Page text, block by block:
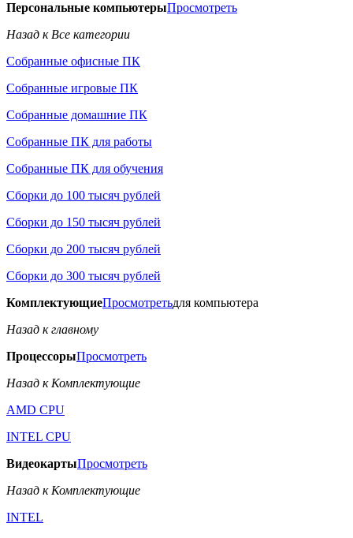
Персональные компьютерыПросмотреть
Назад к Все категории
Собранные офисные ПК
Собранные игровые ПК
Собранные домашние ПК
Собранные ПК для работы
Собранные ПК для обучения
Сборки до 100 тысяч рублей
Сборки до 150 тысяч рублей
Сборки до 200 тысяч рублей
Сборки до 300 тысяч рублей
КомплектующиеПросмотретьдля компьютера
Назад к главному
ПроцессорыПросмотреть
Назад к Комплектующие
AMD CPU
INTEL CPU
ВидеокартыПросмотреть
Назад к Комплектующие
INTEL